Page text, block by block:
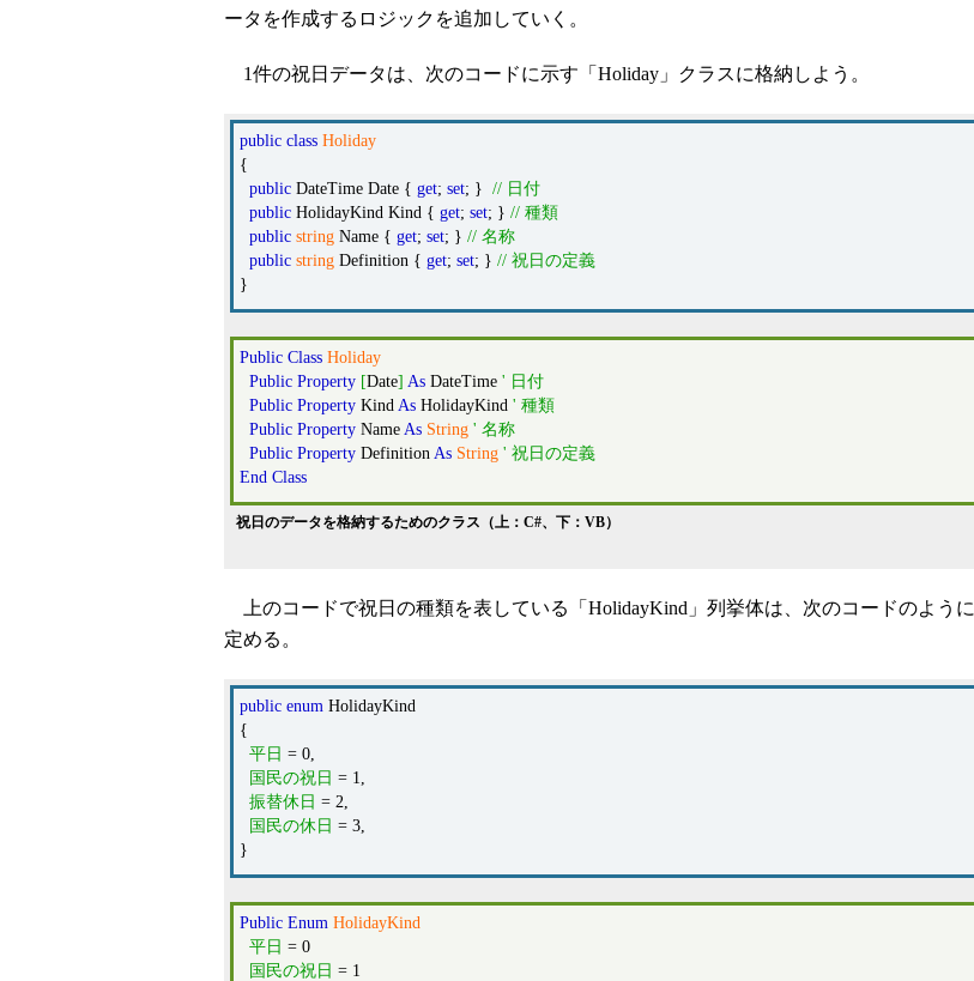
ータを作成するロジックを追加していく。
1件の祝日データは、次のコードに示す「Holiday」クラスに格納しよう。
public class Holiday
{
public DateTime Date { get; set; } // 日付
public HolidayKind Kind { get; set; } // 種類
public string Name { get; set; } // 名称
public string Definition { get; set; } // 祝日の定義
}
Public Class Holiday
Public Property [Date] As DateTime ' 日付
Public Property Kind As HolidayKind ' 種類
Public Property Name As String ' 名称
Public Property Definition As String ' 祝日の定義
End Class
祝日のデータを格納するためのクラス（上：C#、下：VB）
上のコードで祝日の種類を表している「HolidayKind」列挙体は、次のコードのように
定める。
public enum HolidayKind
{
平日 = 0,
国民の祝日 = 1,
振替休日 = 2,
国民の休日 = 3,
}
Public Enum HolidayKind
平日 = 0
国民の祝日 = 1